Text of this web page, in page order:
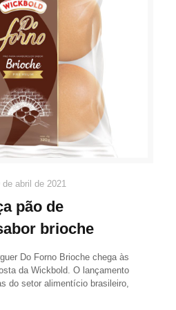
de abril de 2021
pão de
brioche
Do Forno Brioche chega às
da Wickbold. O lançamento
do setor alimentício brasileiro,